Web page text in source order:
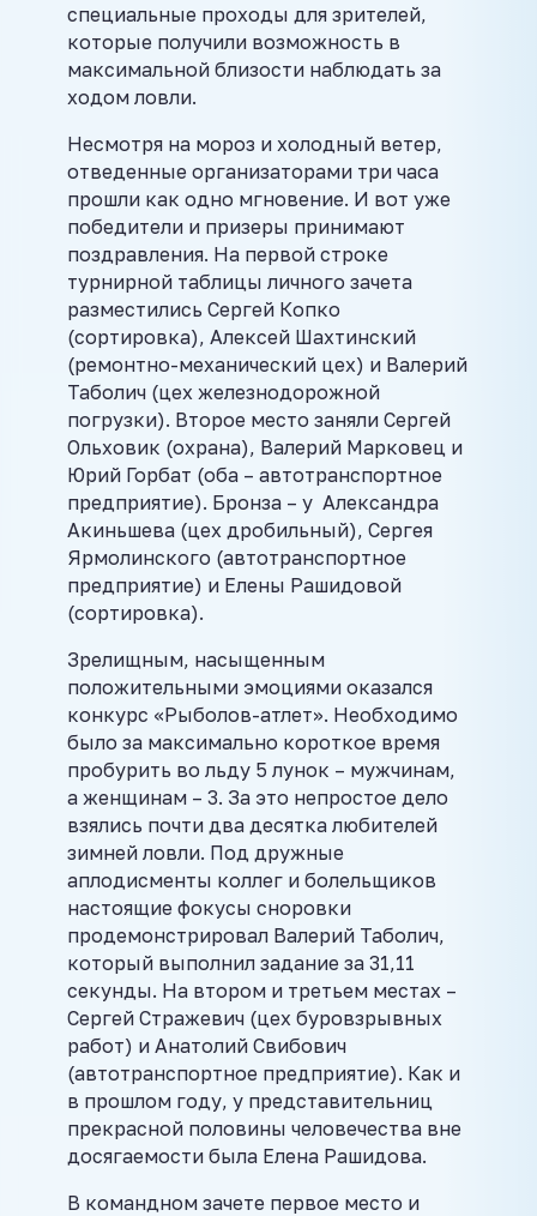
специальные проходы для зрителей,
которые получили возможность в
максимальной близости наблюдать за
ходом ловли.
Несмотря на мороз и холодный ветер,
отведенные организаторами три часа
прошли как одно мгновение. И вот уже
победители и призеры принимают
поздравления. На первой строке
турнирной таблицы личного зачета
разместились Сергей Копко
(сортировка), Алексей Шахтинский
(ремонтно-механический цех) и Валерий
Таболич (цех железнодорожной
погрузки). Второе место заняли Сергей
Ольховик (охрана), Валерий Марковец и
Юрий Горбат (оба – автотранспортное
предприятие). Бронза – у Александра
Акиньшева (цех дробильный), Сергея
Ярмолинского (автотранспортное
предприятие) и Елены Рашидовой
(сортировка).
Зрелищным, насыщенным
положительными эмоциями оказался
конкурс «Рыболов-атлет». Необходимо
было за максимально короткое время
пробурить во льду 5 лунок – мужчинам,
а женщинам – 3. За это непростое дело
взялись почти два десятка любителей
зимней ловли. Под дружные
аплодисменты коллег и болельщиков
настоящие фокусы сноровки
продемонстрировал Валерий Таболич,
который выполнил задание за 31,11
секунды. На втором и третьем местах –
Сергей Стражевич (цех буровзрывных
работ) и Анатолий Свибович
(автотранспортное предприятие). Как и
в прошлом году, у представительниц
прекрасной половины человечества вне
досягаемости была Елена Рашидова.
В командном зачете первое место и